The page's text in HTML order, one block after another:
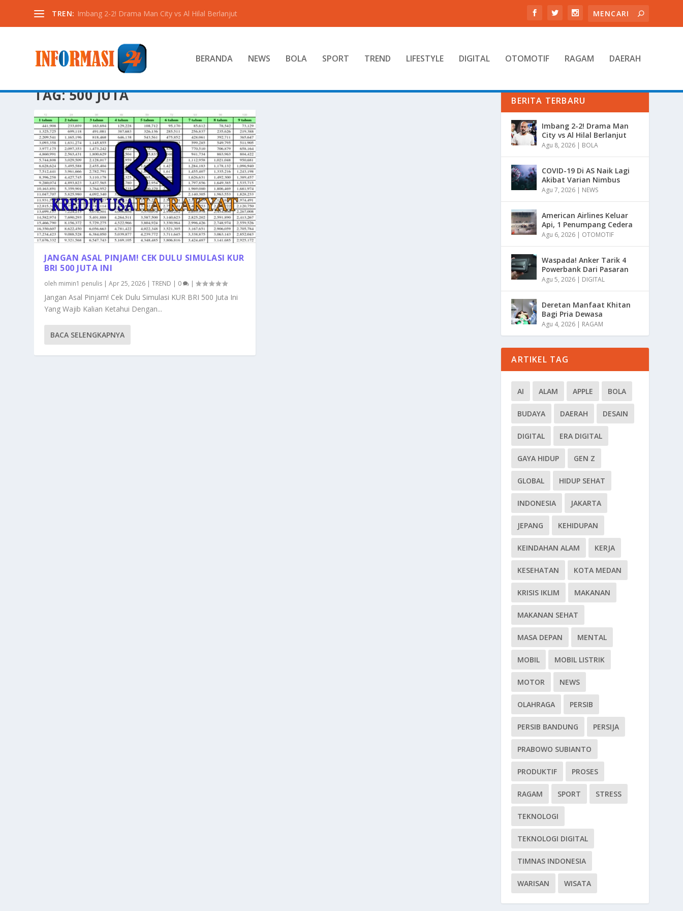
TREN: Imbang 2-2! Drama Man City vs Al Hilal Berlanjut
BERANDA NEWS BOLA SPORT TREND LIFESTYLE DIGITAL OTOMOTIF RAGAM DAERAH
TAG:500 JUTA
JANGAN ASAL PINJAM! CEK DULU SIMULASI KUR
BRI 500 JUTA INI
oleh mimin1 penulis |Apr 25, 2026 |TREND 0 |
Jangan Asal Pinjam! Cek Dulu Simulasi KUR BRI 500 Juta Ini
Yang Wajib Kalian Ketahui Dengan...
BACA SELENGKAPNYA
BERITA TERBARU
Imbang 2-2! Drama Man
City vs Al Hilal Berlanjut
Agu 8, 2026 | BOLA
COVID-19 Di AS Naik Lagi
Akibat Varian Nimbus
Agu 7, 2026 | NEWS
American Airlines Keluar
Api, 1 Penumpang Cedera
Agu 6, 2026 | OTOMOTIF
Waspada! Anker Tarik 4
Powerbank Dari Pasaran
Agu 5, 2026 | DIGITAL
Deretan Manfaat Khitan
Bagi Pria Dewasa
Agu 4, 2026 | RAGAM
ARTIKEL TAG
AI ALAM APPLE BOLA
BUDAYA DAERAH DESAIN
DIGITAL ERA DIGITAL
GAYA HIDUP GEN Z
GLOBAL HIDUP SEHAT
INDONESIA JAKARTA
JEPANG KEHIDUPAN
KEINDAHAN ALAM KERJA
KESEHATAN KOTA MEDAN
KRISIS IKLIM MAKANAN
MAKANAN SEHAT
MASA DEPAN MENTAL
MOBIL MOBIL LISTRIK
MOTOR NEWS
OLAHRAGA PERSIB
PERSIB BANDUNG PERSIJA
PRABOWO SUBIANTO
PRODUKTIF PROSES
RAGAM SPORT STRESS
TEKNOLOGI
TEKNOLOGI DIGITAL
TIMNAS INDONESIA
WARISAN WISATA